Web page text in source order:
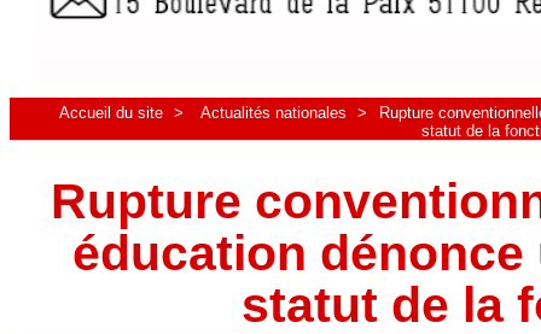
Accueil du site > Actualités nationales >
Rupture
statut de la
Rupture
éducation
statut de la